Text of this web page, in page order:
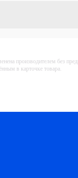
производителем без
в карточке товара.